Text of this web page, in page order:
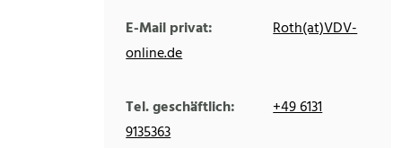
E-Mail privat:
Roth(at)VDV-
online.de
Tel. geschäftlich:
+49 6131
9135363